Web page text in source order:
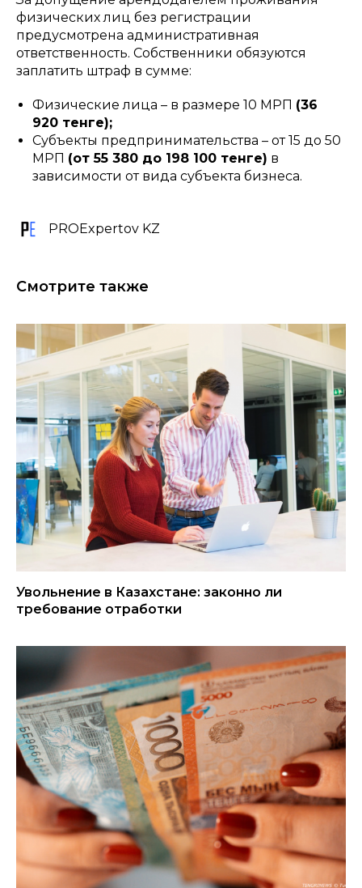
физических лиц без регистрации
предусмотрена административная
ответственность. Собственники обязуются
заплатить штраф в сумме:
Физические лица – в размере 10 МРП (36
920 тенге);
Субъекты предпринимательства – от 15 до 50
МРП (от 55 380 до 198 100 тенге) в
зависимости от вида субъекта бизнеса.
PROExpertov KZ
Смотрите также
Увольнение в Казахстане: законно ли
требование отработки